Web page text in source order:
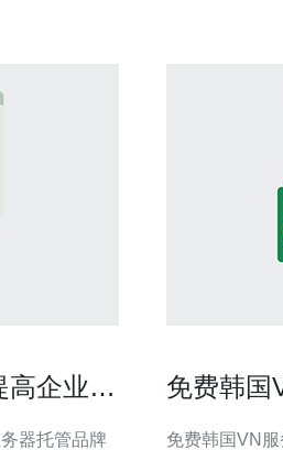
企业海
器托管品牌
免费韩国
免费韩国VN服务